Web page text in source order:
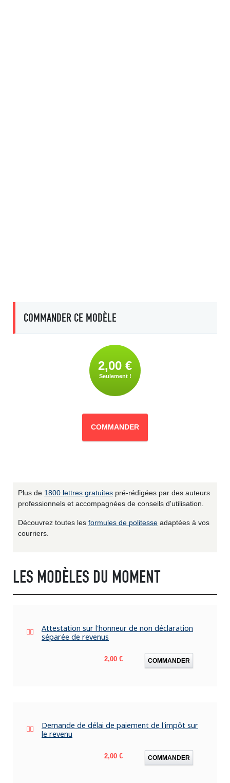
COMMANDER CE MODÈLE
2,00 €
Seulement !
COMMANDER
Plus de 1800 lettres gratuites pré-rédigées par des auteurs
professionnels et accompagnées de conseils d'utilisation.
Découvrez toutes les formules de politesse adaptées à vos
courriers.
LES MODÈLES DU MOMENT
Attestation sur l'honneur de non déclaration
séparée de revenus
Prix
2,00 € COMMANDER
Demande de délai de paiement de l'impôt sur
le revenu
Prix
2,00 € COMMANDER